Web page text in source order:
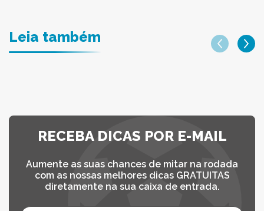
Leia também
RECEBA DICAS POR E-MAIL
Aumente as suas chances de mitar na rodada
com as nossas melhores dicas GRATUITAS
diretamente na sua caixa de entrada.